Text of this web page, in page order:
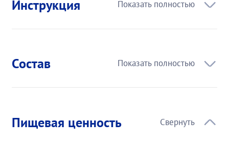
Инструкция
Состав
Пищевая ценность